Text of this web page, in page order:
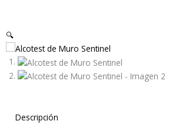
🔍
Descripción